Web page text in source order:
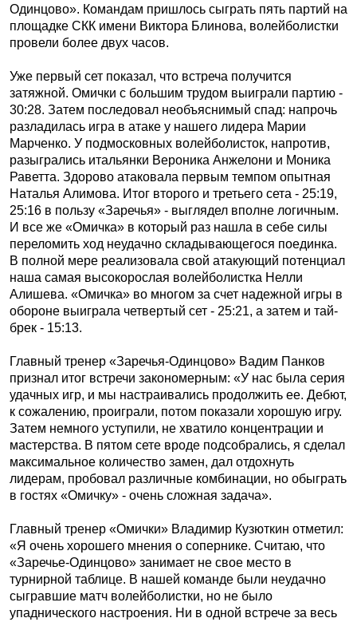
Одинцово». Командам пришлось сыграть пять партий на
площадке СКК имени Виктора Блинова, волейболистки
провели более двух часов.
Уже первый сет показал, что встреча получится
затяжной. Омички с большим трудом выиграли партию -
30:28. Затем последовал необъяснимый спад: напрочь
разладилась игра в атаке у нашего лидера Марии
Марченко. У подмосковных волейболисток, напротив,
разыгрались итальянки Вероника Анжелони и Моника
Раветта. Здорово атаковала первым темпом опытная
Наталья Алимова. Итог второго и третьего сета - 25:19,
25:16 в пользу «Заречья» - выглядел вполне логичным.
И все же «Омичка» в который раз нашла в себе силы
переломить ход неудачно складывающегося поединка.
В полной мере реализовала свой атакующий потенциал
наша самая высокорослая волейболистка Нелли
Алишева. «Омичка» во многом за счет надежной игры в
обороне выиграла четвертый сет - 25:21, а затем и тай-
брек - 15:13.
Главный тренер «Заречья-Одинцово» Вадим Панков
признал итог встречи закономерным: «У нас была серия
удачных игр, и мы настраивались продолжить ее. Дебют,
к сожалению, проиграли, потом показали хорошую игру.
Затем немного уступили, не хватило концентрации и
мастерства. В пятом сете вроде подсобрались, я сделал
максимальное количество замен, дал отдохнуть
лидерам, пробовал различные комбинации, но обыграть
в гостях «Омичку» - очень сложная задача».
Главный тренер «Омички» Владимир Кузюткин отметил:
«Я очень хорошего мнения о сопернике. Считаю, что
«Заречье-Одинцово» занимает не свое место в
турнирной таблице. В нашей команде были неудачно
сыгравшие матч волейболистки, но не было
упаднического настроения. Ни в одной встрече за весь